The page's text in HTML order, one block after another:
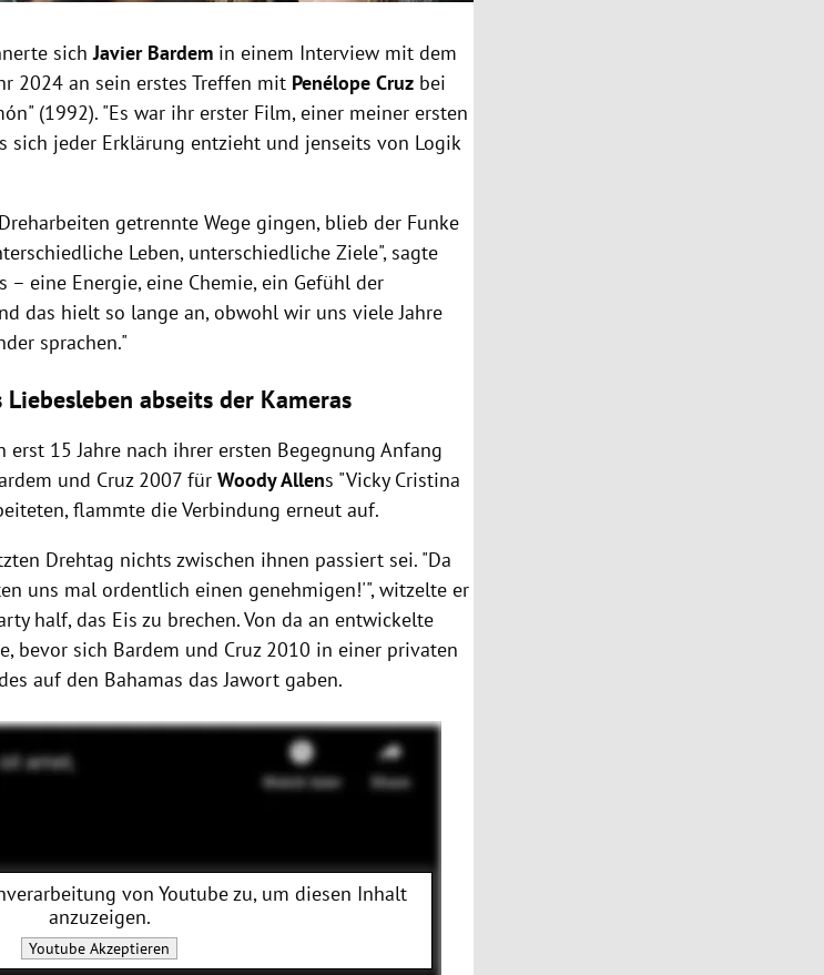
sichJavier Bardem in einem Interview mit dem
2024 an sein erstes Treffen mit Penélope Cruz bei
(1992). "Es war ihr erster Film, einer meiner ersten
sich jeder Erklärung entzieht und jenseits von Logik
getrennte Wege gingen, blieb der Funke
Leben, unterschiedliche Ziele", sagte
– eine Energie, eine Chemie, ein Gefühl der
das hielt so lange an, obwohl wir uns viele Jahre
sprachen."
abseits der Kameras
15 Jahre nach ihrer ersten Begegnung Anfang
und Cruz 2007 fürWoody Allens "Vicky Cristina
flammte die Verbindung erneut auf.
Drehtag nichts zwischen ihnen passiert sei. "Da
uns mal ordentlich einen genehmigen!'", witzelte er
half, das Eis zu brechen. Von da an entwickelte
bevor sich Bardem und Cruz 2010 in einer privaten
auf den Bahamas das Jawort gaben.
vonYoutubezu, um diesen Inhalt
anzuzeigen.
Youtube Akzeptieren